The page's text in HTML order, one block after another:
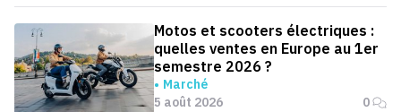
Motos et scooters électriques :
quelles ventes en Europe au 1er
semestre 2026 ?
Marché
5 août 2026
0